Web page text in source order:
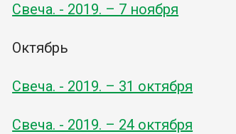
Свеча. - 2019. – 7 ноября
Октябрь
Свеча. - 2019. – 31 октября
Свеча. - 2019. – 24 октября